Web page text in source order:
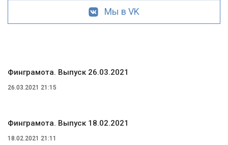
Мы в VK
Финграмота. Выпуск 26.03.2021
26.03.2021 21:15
Финграмота. Выпуск 18.02.2021
18.02.2021 21:11